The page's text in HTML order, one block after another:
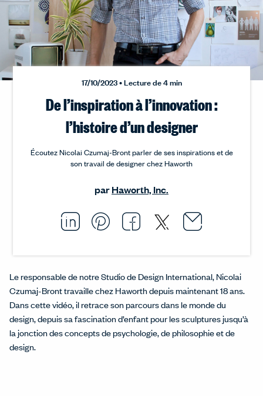
17/10/2023 • Lecture de 4 min
De l’inspiration à l’innovation :
l’histoire d’un designer
Écoutez Nicolai Czumaj-Bront parler de ses inspirations et de
son travail de designer chez Haworth
parHaworth, Inc.
Share this article on
Opens in a new
Pin this article on
Opens in a new
Share this
Opens in a
Share this
Opens in
Email
Opens
Le responsable de notre Studio de Design International, Nicolai
Czumaj-Bront travaille chez Haworth depuis maintenant 18 ans.
Dans cette vidéo, il retrace son parcours dans le monde du
design, depuis sa fascination d’enfant pour les sculptures jusqu’à
la jonction des concepts de psychologie, de philosophie et de
design.